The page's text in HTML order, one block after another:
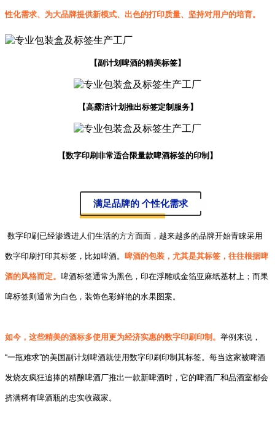
性化需求、为大品牌提供新模式、出色的打印质量、坚持对用户的培育。
【副计划啤酒的精美标签】
【高露洁计划推出标签定制服务】
【数字印刷非常适合限量款啤酒标签的印制】
满足品牌的 个性化需求
数字印刷已经渗透进人们生活的方方面面，越来越多的品牌开始青睐采用
数字印刷打印其标签，比如啤酒。 啤酒的包装，尤其是其标签，往往根据啤
酒的风格而定。 啤酒标签通常为黑色，印在浮雕或金箔亚麻纸基材上；而果
啤标签则通常为白色，装饰色彩鲜艳的水果图案。
如今，这些精美的酒标多使用更为经济实惠的数字印刷印制。 举例来说，
“一瓶难求”的美国副计划啤酒就使用数字印刷印制其标签。每当这家被啤酒
发烧友疯狂追捧的精酿啤酒厂推出一款新啤酒时，它的啤酒厂和品酒室都会
挤满稀有啤酒瓶的忠实收藏家。